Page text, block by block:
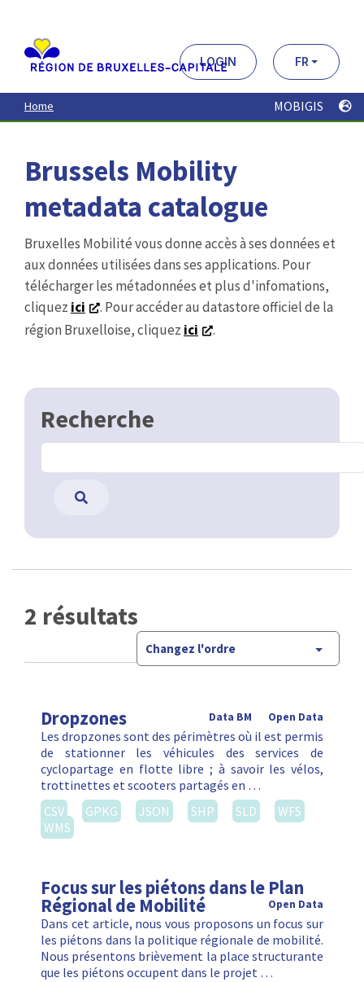
contenu
principal
LOGIN FR
Home MOBIGIS
Brussels Mobility
metadata catalogue
Bruxelles Mobilité vous donne accès à ses données et
aux données utilisées dans ses applications. Pour
télécharger les métadonnées et plus d'infomations,
cliquez ici
. Pour accéder au datastore officiel de la
région Bruxelloise, cliquez ici .
Recherche
2 résultats
Changez l'ordre
Dropzones Open Data
Data BM
Les dropzones sont des périmètres où il est permis
de stationner les véhicules des services de
cyclopartage en flotte libre ; à savoir les vélos,
trottinettes et scooters partagés en …
CSV
GPKG JSON SHP SLD
WFS
WMS
Focus sur les piétons dans le Plan
Régional de Mobilité Open Data
Dans cet article, nous vous proposons un focus sur
les piétons dans la politique régionale de mobilité.
Nous présentons brièvement la place structurante
que les piétons occupent dans le projet …